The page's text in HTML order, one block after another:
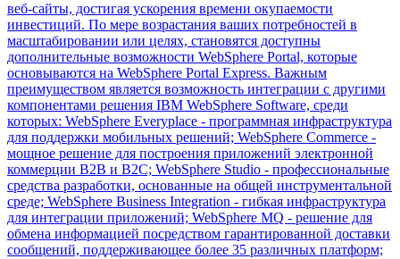
веб-сайты, достигая ускорения времени окупаемости
инвестиций. По мере возрастания ваших потребностей в
масштабировании или целях, становятся доступны
дополнительные возможности WebSphere Portal, которые
основываются на WebSphere Portal Express. Важным
преимуществом является возможность интеграции с другими
компонентами решения IBM WebSphere Software, среди
которых: WebSphere Everyplace - программная инфраструктура
для поддержки мобильных решений; WebSphere Commerce -
мощное решение для построения приложений электронной
коммерции B2B и B2C; WebSphere Studio - профессиональные
средства разработки, основанные на общей инструментальной
среде; WebSphere Business Integration - гибкая инфраструктура
для интеграции приложений; WebSphere MQ - решение для
обмена информацией посредством гарантированной доставки
сообщений, поддерживающее более 35 различных платформ;